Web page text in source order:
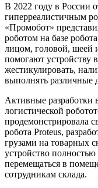
В 2022 году в России
гиперреалистичным
«Промобот»
роботом на базе
лицом, головой, шеей
помогают устройству
жестикулировать,
выполнять различные
Активные разработки
логистической
продемонстрировала
робота Proteus,
грузами на товарных
устройство
перемещаться в
сотрудникам склада.